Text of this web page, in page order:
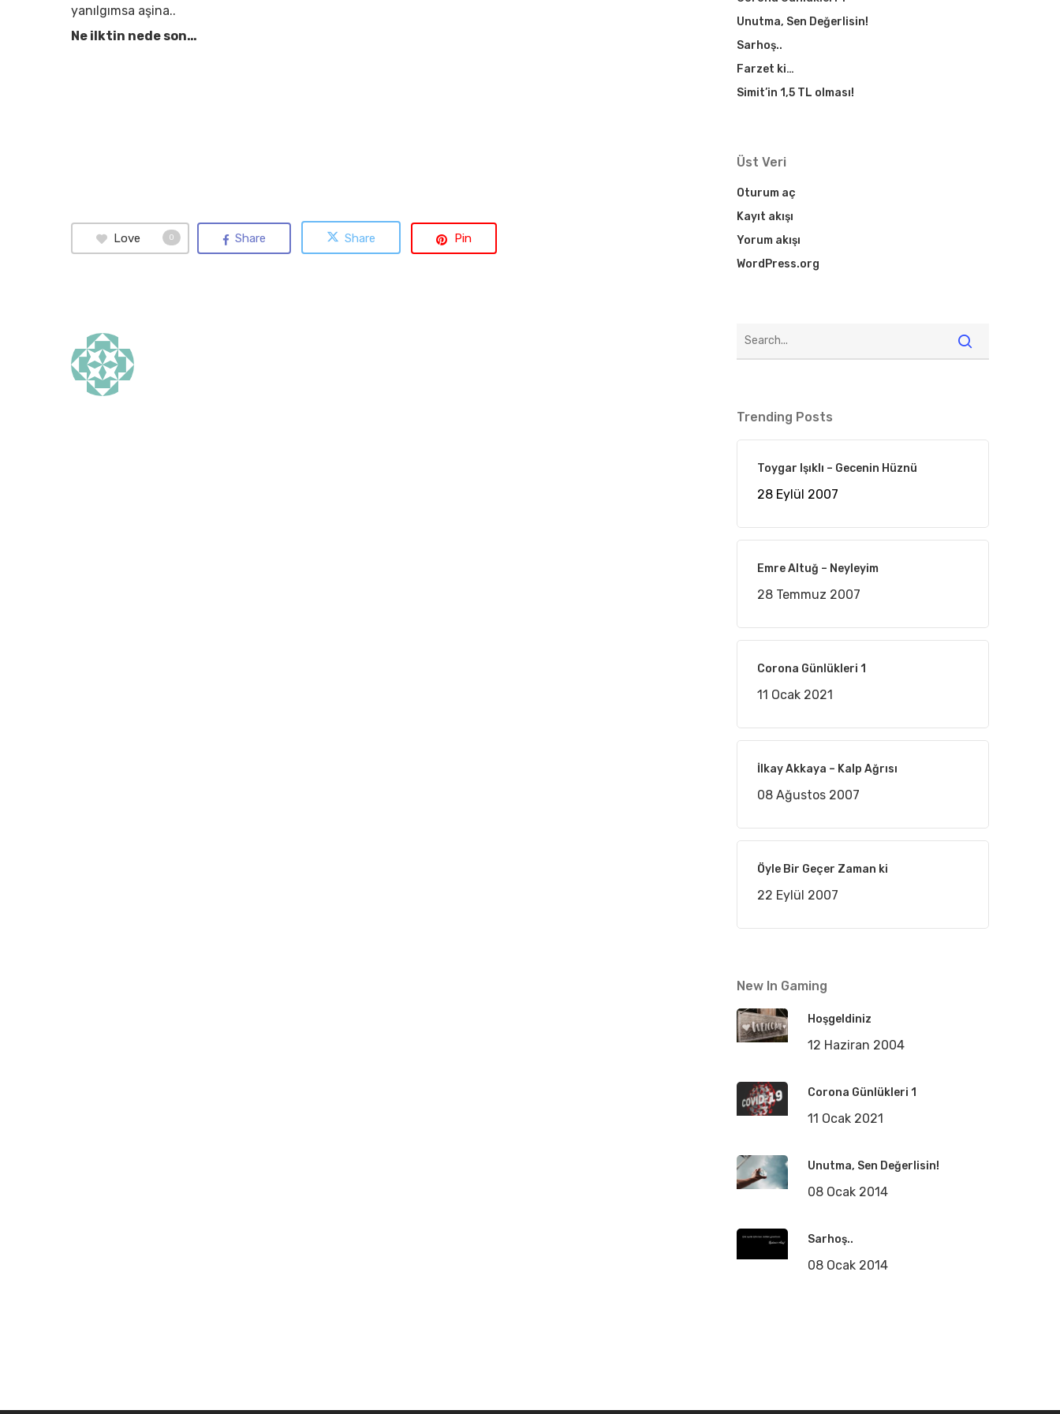
yanılgımsa aşina..
Ne ilktin nede son…
Love 0 Share Share Pin
Unutma, Sen Değerlisin!
Sarhoş..
Farzet ki…
Simit’in 1,5 TL olması!
Üst Veri
Oturum aç
Kayıt akışı
Yorum akışı
WordPress.org
Trending Posts
Toygar Işıklı – Gecenin Hüznü
28 Eylül 2007
Emre Altuğ – Neyleyim
28 Temmuz 2007
Corona Günlükleri 1
11 Ocak 2021
İlkay Akkaya – Kalp Ağrısı
08 Ağustos 2007
Öyle Bir Geçer Zaman ki
22 Eylül 2007
New In Gaming
Hoşgeldiniz
12 Haziran 2004
Corona Günlükleri 1
11 Ocak 2021
Unutma, Sen Değerlisin!
08 Ocak 2014
Sarhoş..
08 Ocak 2014